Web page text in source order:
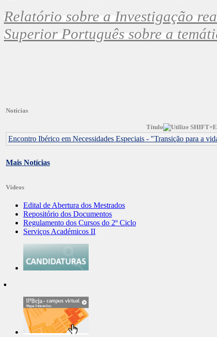
Relatório sobre a Investigação
Superior Português sobre a
Notícias
Título
Encontro Ibérico em Necessidades Especiais - "Transição para a
Mais Notícias
Vídeos
Edital de Abertura dos Mestrados
Repositório dos Documentos
Regulamento dos Cursos do 2º Ciclo
Serviços Académicos II